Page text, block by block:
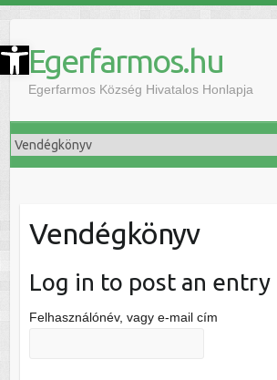
Eszköztár megnyitása Egerfarmos.hu
Egerfarmos Község Hivatalos Honlapja
Vendégkönyv
Log in to post an entry
Felhasználónév, vagy e-mail cím